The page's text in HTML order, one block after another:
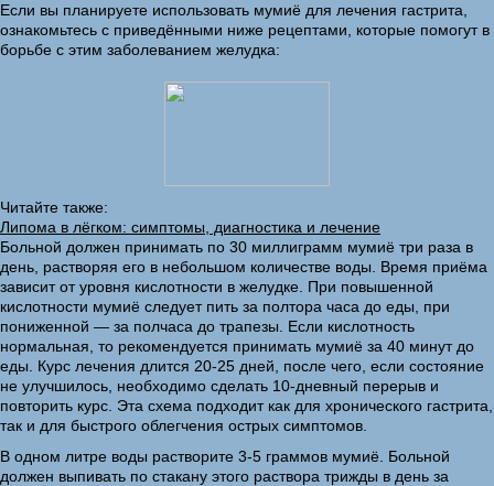
Если вы планируете использовать мумиё для лечения гастрита,
ознакомьтесь с приведёнными ниже рецептами, которые помогут в
борьбе с этим заболеванием желудка:
Читайте также:
Липома в лёгком: симптомы, диагностика и лечение
Больной должен принимать по 30 миллиграмм мумиё три раза в
день, растворяя его в небольшом количестве воды. Время приёма
зависит от уровня кислотности в желудке. При повышенной
кислотности мумиё следует пить за полтора часа до еды, при
пониженной — за полчаса до трапезы. Если кислотность
нормальная, то рекомендуется принимать мумиё за 40 минут до
еды. Курс лечения длится 20-25 дней, после чего, если состояние
не улучшилось, необходимо сделать 10-дневный перерыв и
повторить курс. Эта схема подходит как для хронического гастрита,
так и для быстрого облегчения острых симптомов.
В одном литре воды растворите 3-5 граммов мумиё. Больной
должен выпивать по стакану этого раствора трижды в день за